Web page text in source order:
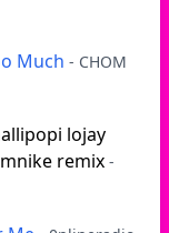
Much - CHOM
lojay
remix -